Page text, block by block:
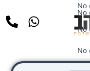
No
No
No
No